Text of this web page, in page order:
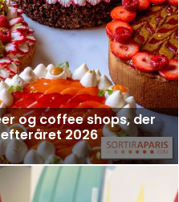
og coffee shops, der
2026